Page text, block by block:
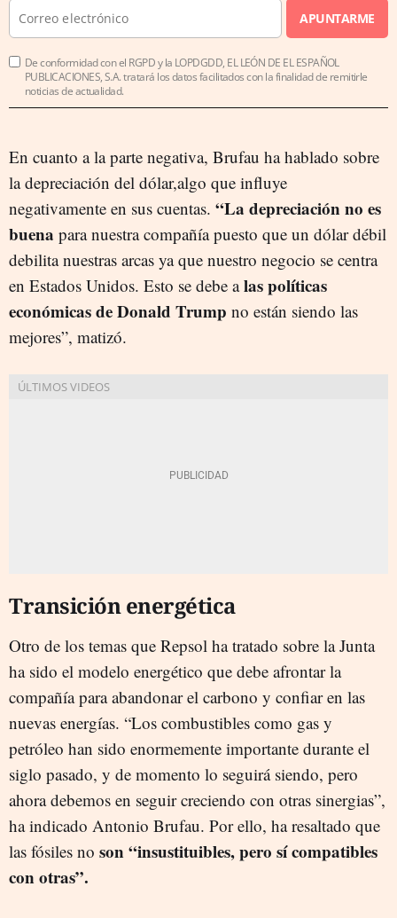
APUNTARME
De conformidad con el RGPD y la LOPDGDD, EL LEÓN DE EL ESPAÑOL
PUBLICACIONES, S.A. tratará los datos facilitados con la finalidad de remitirle
noticias de actualidad.
En cuanto a la parte negativa, Brufau ha hablado sobre
la depreciación del dólar,algo que influye
negativamente en sus cuentas. “La depreciación no es
buena para nuestra compañía puesto que un dólar débil
debilita nuestras arcas ya que nuestro negocio se centra
en Estados Unidos. Esto se debe alas políticas
económicas de Donald Trump no están siendo las
mejores”, matizó.
Transición energética
Otro de los temas que Repsol ha tratado sobre la Junta
ha sido el modelo energético que debe afrontar la
compañía para abandonar el carbono y confiar en las
nuevas energías. “Los combustibles como gas y
petróleo han sido enormemente importante durante el
siglo pasado, y de momento lo seguirá siendo, pero
ahora debemos en seguir creciendo con otras sinergias”,
ha indicado Antonio Brufau. Por ello, ha resaltado que
las fósiles no son “insustituibles, pero sí compatibles
con otras”.